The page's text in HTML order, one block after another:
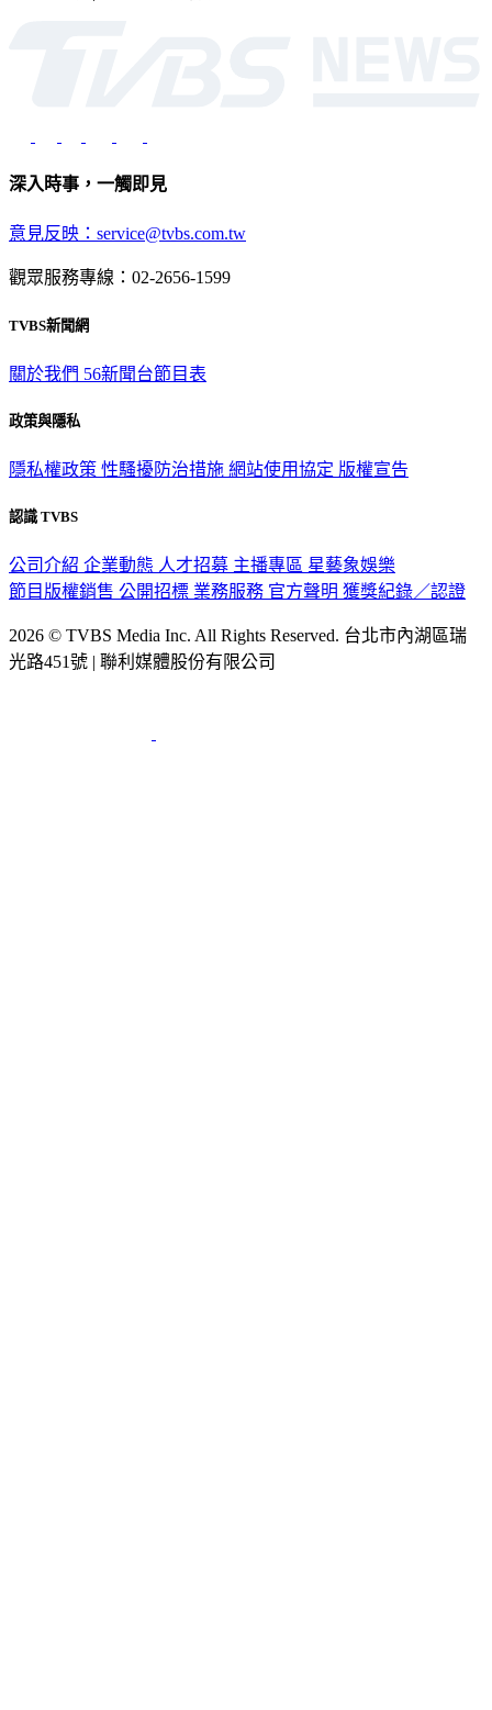
深入時事，一觸即見
意見反映：service@tvbs.com.tw
觀眾服務專線：02-2656-1599
TVBS新聞網
關於我們 56新聞台節目表
政策與隱私
隱私權政策 性騷擾防治措施 網站使用協定 版權宣告
認識 TVBS
公司介紹 企業動態 人才招募 主播專區 星藝象娛樂
節目版權銷售 公開招標 業務服務 官方聲明 獲獎紀錄／認證
2026 © TVBS Media Inc. All Rights Reserved. 台北市內湖區瑞
光路451號 | 聯利媒體股份有限公司